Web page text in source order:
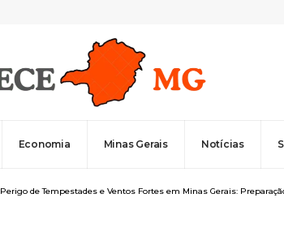
Economia Minas Gerais Notícias
Perigo de Tempestades e Ventos Fortes em Minas Gerais: